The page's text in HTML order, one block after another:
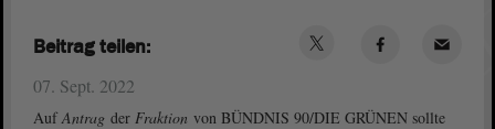
07. Sept. 2022
AufAntrag der Fraktion von BÜNDNIS 90/DIE GRÜNEN sollte
Beitrag teilen: